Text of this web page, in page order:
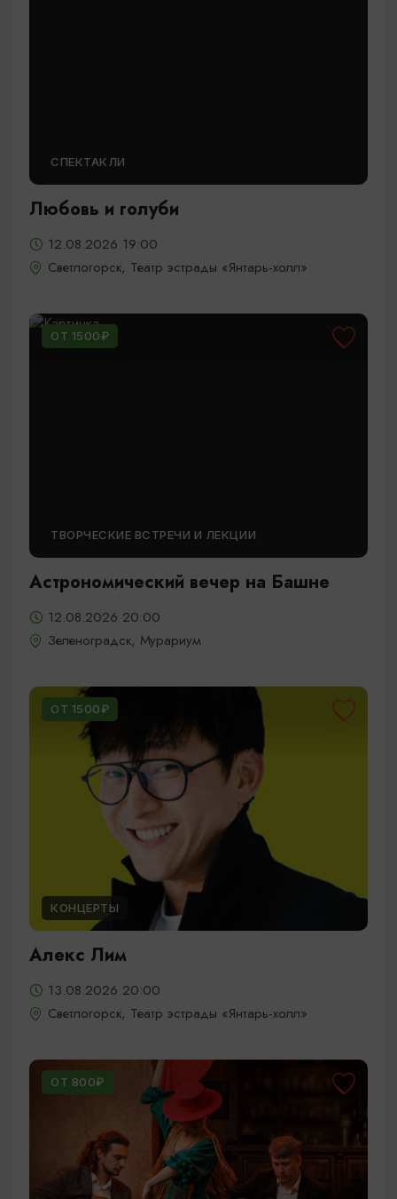
СПЕКТАКЛИ
Любовь и голуби
12.08.2026 19:00
Светлогорск, Театр эстрады «Янтарь-холл»
ОТ 1500₽
ТВОРЧЕСКИЕ ВСТРЕЧИ И ЛЕКЦИИ
Астрономический вечер на Башне
12.08.2026 20:00
Зеленоградск, Мурариум
ОТ 1500₽
КОНЦЕРТЫ
Алекс Лим
13.08.2026 20:00
Светлогорск, Театр эстрады «Янтарь-холл»
ОТ 800₽